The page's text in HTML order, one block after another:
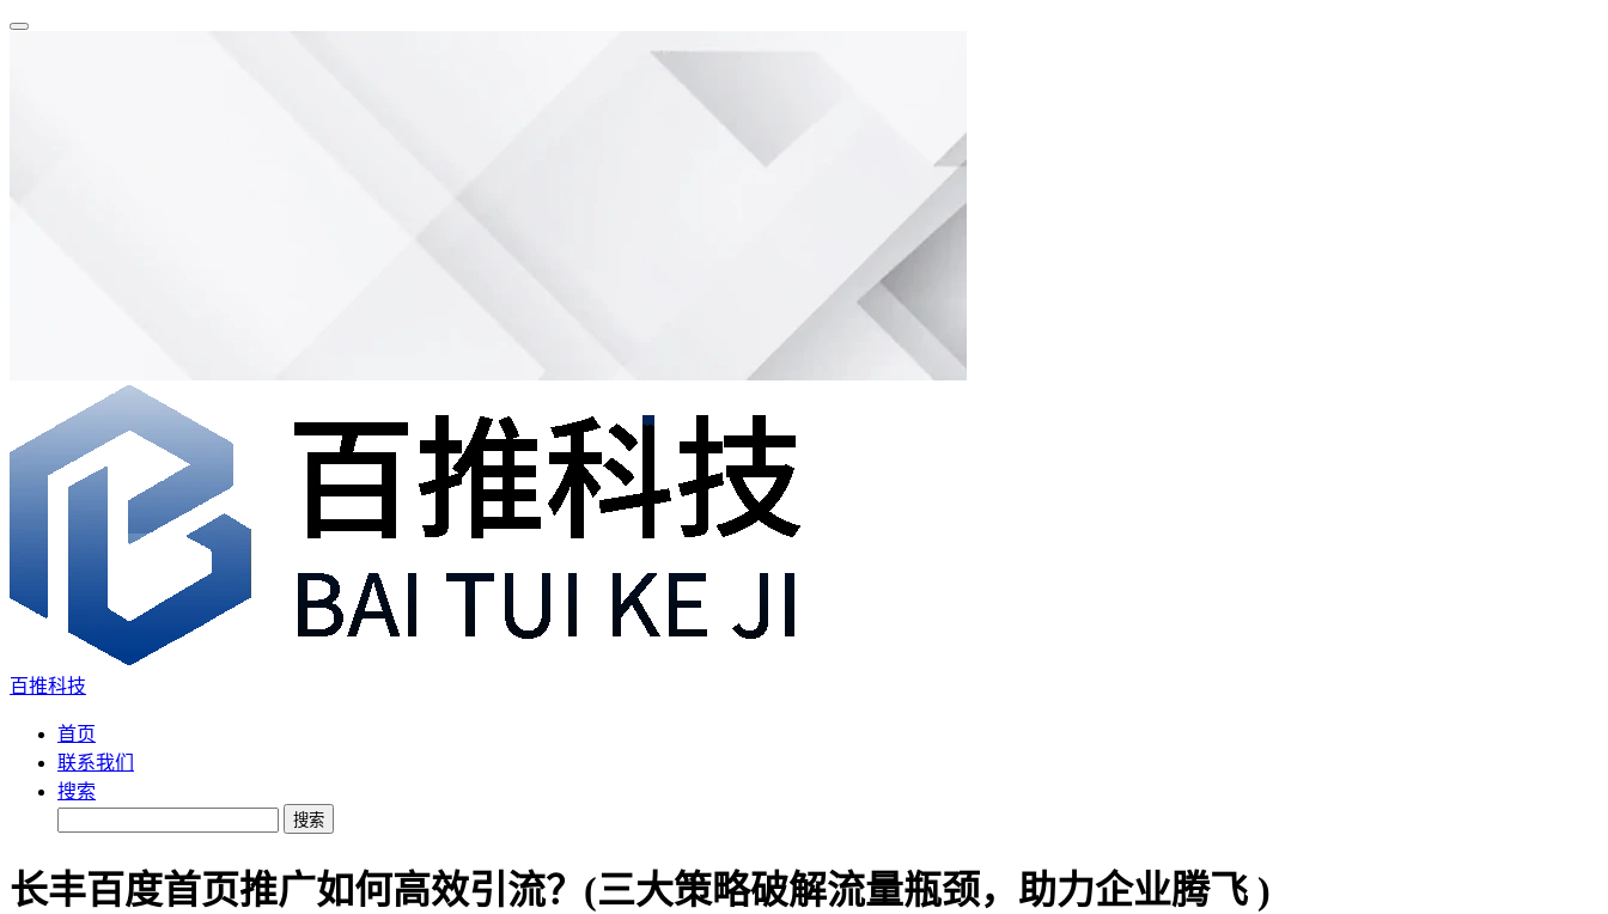
百推科技
首页
联系我们
搜索
搜索
长丰百度首页推广如何高效引流？(三大策略破解流量瓶颈，助力企业腾飞 )